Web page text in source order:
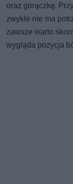
oraz gorączkę.
zwykle nie ma
zawsze warto
wygląda pozycja